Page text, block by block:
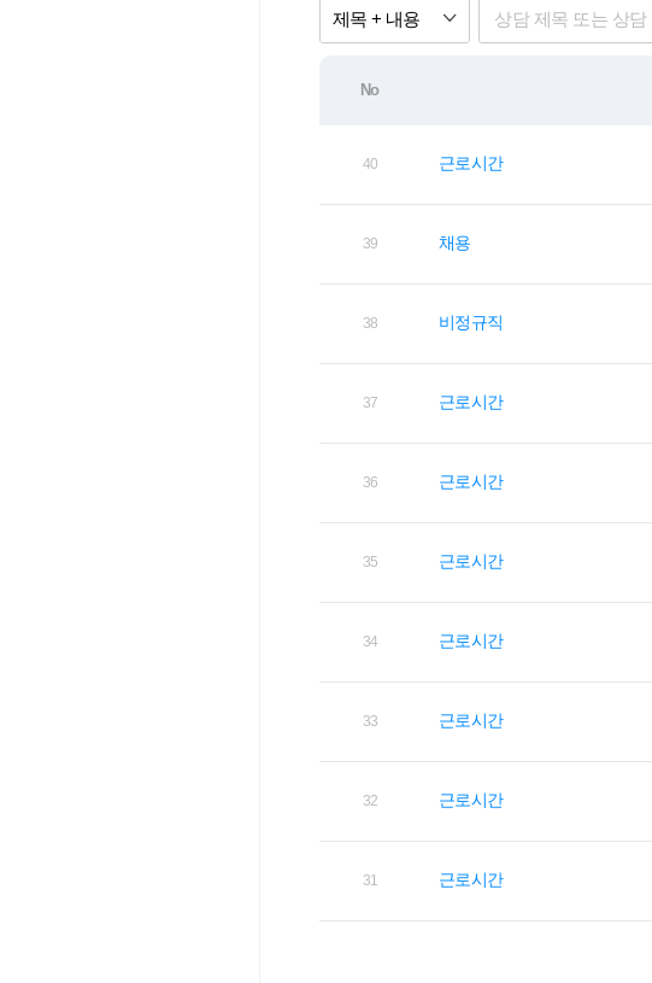
제목 + 내용
No
40 근로시간
39 채용
38 비정규직
37 근로시간
36 근로시간
35 근로시간
34 근로시간
33 근로시간
32 근로시간
31 근로시간